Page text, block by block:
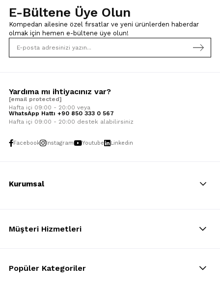
E-Bültene Üye Olun
Kompedan ailesine özel fırsatlar ve yeni ürünlerden haberdar
olmak için hemen e-bültene üye olun!
Yardıma mı ihtiyacınız var?
[email protected]
Hafta içi 09:00 - 20:00 veya
WhatsApp Hattı +90 850 333 0 567
Hafta içi 09:00 - 20:00 destek alabilirsiniz
Facebook Instagram Youtube Linkedin
Kurumsal
Müşteri Hizmetleri
Popüler Kategoriler